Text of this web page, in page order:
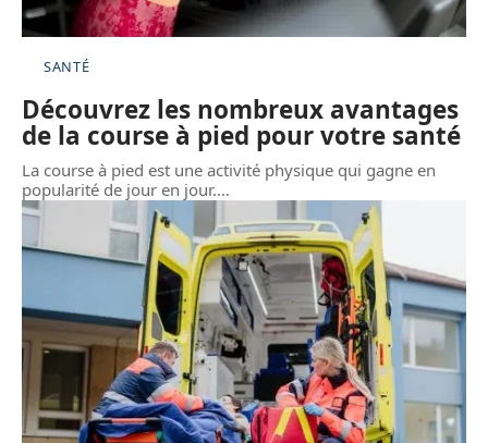
SANTÉ
Découvrez les nombreux avantages
de la course à pied pour votre santé
La course à pied est une activité physique qui gagne en
popularité de jour en jour.…